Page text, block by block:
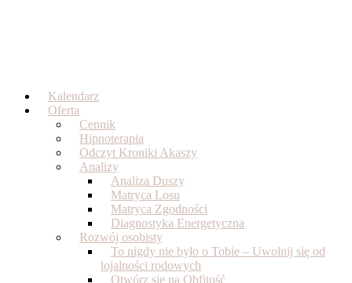
Kalendarz
Oferta
Cennik
Hipnoterapia
Odczyt Kroniki Akaszy
Analizy
Analiza Duszy
Matryca Losu
Matryca Zgodności
Diagnostyka Energetyczna
Rozwój osobisty
To nigdy nie było o Tobie – Uwolnij się od
lojalności rodowych
Otwórz się na Obfitość